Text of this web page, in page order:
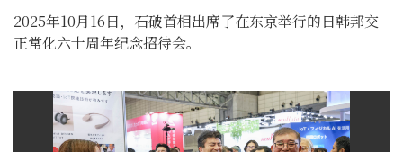
2025年10月16日，石破首相出席了在东京举行的日韩邦交
正常化六十周年纪念招待会。